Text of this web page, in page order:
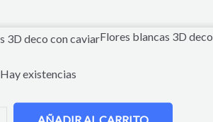
Flores blancas 3D
Hay existencias